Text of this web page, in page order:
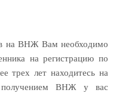
на ВНЖ Вам необходимо
на регистрацию по
трех лет находитесь на
ВНЖ у вас